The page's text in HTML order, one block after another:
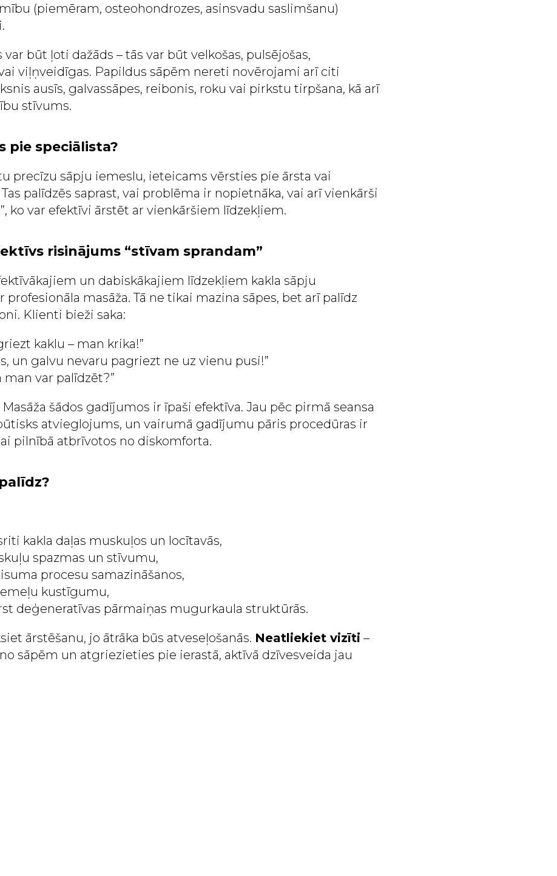
(piemēram, osteohondrozes, asinsvadu saslimšanu)
var būt ļoti dažāds – tās var būt velkošas, pulsējošas,
viļņveidīgas. Papildus sāpēm nereti novērojami arī citi
ausīs, galvassāpes, reibonis, roku vai pirkstu tirpšana, kā arī
stīvums.
pie speciālista?
precīzu sāpju iemeslu, ieteicams vērsties pie ārsta vai
palīdzēs saprast, vai problēma ir nopietnāka, vai arī vienkārši
ko var efektīvi ārstēt ar vienkāršiem līdzekļiem.
risinājums “stīvam sprandam”
un dabiskākajiem līdzekļiem kakla sāpju
profesionāla masāža. Tā ne tikai mazina sāpes, bet arī palīdz
Klienti bieži saka:
kaklu – man krika!”
un galvu nevaru pagriezt ne uz vienu pusi!”
man var palīdzēt?”
šādos gadījumos ir īpaši efektīva. Jau pēc pirmā seansa
atvieglojums, un vairumā gadījumu pāris procedūras ir
pilnībā atbrīvotos no diskomforta.
kakla daļas muskuļos un locītavās,
spazmas un stīvumu,
procesu samazināšanos,
kustīgumu,
deģeneratīvas pārmaiņas mugurkaula struktūrās.
ārstēšanu, jo ātrāka būs atveseļošanās. Neatliekiet vizīti –
sāpēm un atgriezieties pie ierastā, aktīvā dzīvesveida jau